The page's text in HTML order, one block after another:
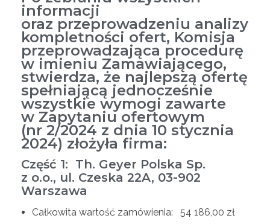
informacji
oraz przeprowadzeniu analizy
kompletności ofert, Komisja
przeprowadzająca procedurę
w imieniu Zamawiającego,
stwierdza, że najlepszą ofertę
spełniającą jednocześnie
wszystkie wymogi zawarte
w Zapytaniu ofertowym
(nr 2/2024 z dnia 10 stycznia
2024) złożyła firma:
Część 1: Th. Geyer Polska Sp.
z o.o., ul. Czeska 22A, 03-902
Warszawa
Całkowita wartość zamówienia: 54 186,00 zł